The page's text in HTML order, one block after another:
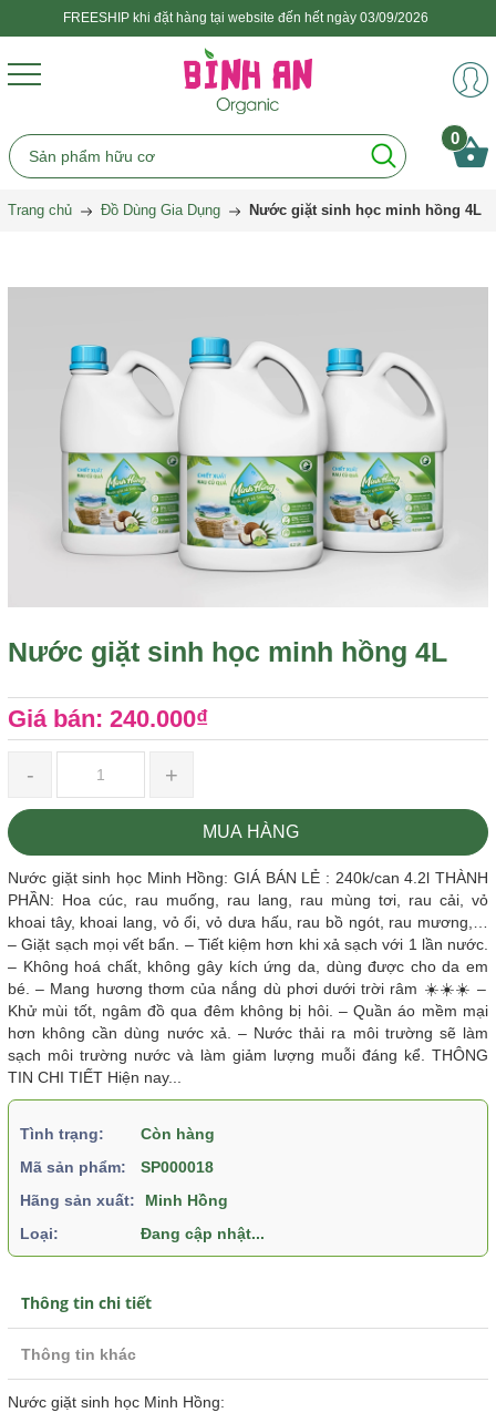
FREESHIP khi đặt hàng tại website đến hết ngày 03/09/2026
0
Trang chủ Đồ Dùng Gia Dụng Nước giặt sinh học minh hồng 4L
Nước giặt sinh học minh hồng 4L
Giá bán: 240.000₫
- +
MUA HÀNG
Nước giặt sinh học Minh Hồng: GIÁ BÁN LẺ : 240k/can 4.2l THÀNH
PHẦN: Hoa cúc, rau muống, rau lang, rau mùng tơi, rau cải, vỏ
khoai tây, khoai lang, vỏ ổi, vỏ dưa hấu, rau bồ ngót, rau mương,…
– Giặt sạch mọi vết bẩn. – Tiết kiệm hơn khi xả sạch với 1 lần nước.
– Không hoá chất, không gây kích ứng da, dùng được cho da em
bé. – Mang hương thơm của nắng dù phơi dưới trời râm ☀️☀️☀️ –
Khử mùi tốt, ngâm đồ qua đêm không bị hôi. – Quần áo mềm mại
hơn không cần dùng nước xả. – Nước thải ra môi trường sẽ làm
sạch môi trường nước và làm giảm lượng muỗi đáng kể. THÔNG
TIN CHI TIẾT Hiện nay...
Tình trạng:
Còn hàng
Mã sản phẩm:
SP000018
Hãng sản xuất:
Minh Hồng
Loại:
Đang cập nhật...
Thông tin chi tiết
Thông tin khác
Nước giặt sinh học Minh Hồng: